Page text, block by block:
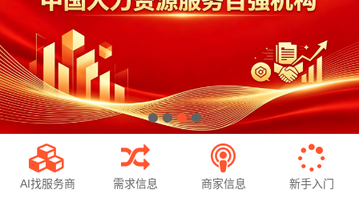
1 2 3 4
AI找服务商 需求信息 商家信息 新手入门